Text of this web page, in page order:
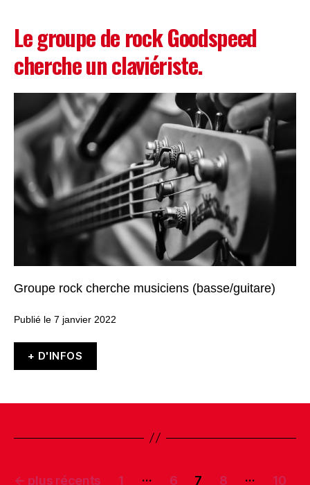
Le groupe de rock Goodspeed
cherche un claviériste.
Groupe rock cherche musiciens (basse/guitare)
Publié le 7 janvier 2022
+ D'INFOS
← plus récents 1 … 6 7 8 …
10